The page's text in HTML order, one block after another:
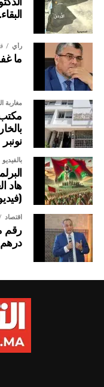
رأي
ما
مغاربة
نونبر
بالفيديو
هاد
اقتصاد